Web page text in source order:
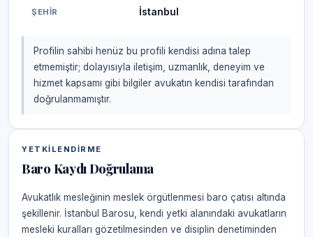
ŞEHIR İstanbul
Profilin sahibi henüz bu profili kendisi adına talep
etmemiştir; dolayısıyla iletişim, uzmanlık, deneyim ve
hizmet kapsamı gibi bilgiler avukatın kendisi tarafından
doğrulanmamıştır.
YETKILENDIRME
Baro Kaydı Doğrulama
Avukatlık mesleğinin meslek örgütlenmesi baro çatısı altında
şekillenir. İstanbul Barosu, kendi yetki alanındaki avukatların
mesleki kuralları gözetilmesinden ve disiplin denetiminden